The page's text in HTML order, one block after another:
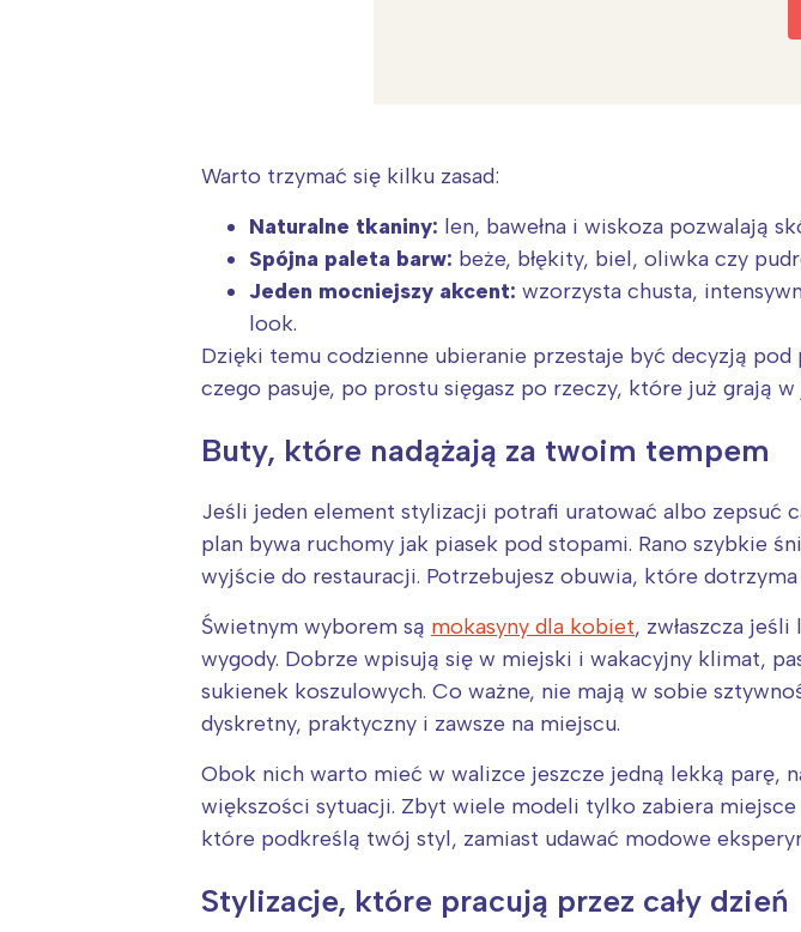
Warto trzymać się kilku zasad:
Naturalne tkaniny: len, bawełna i wiskoza pozwalają
Spójna paleta barw: beże, błękity, biel, oliwka czy
Jeden mocniejszy akcent: wzorzysta chusta,
look.
Dzięki temu codzienne ubieranie przestaje być decyzją
czego pasuje, po prostu sięgasz po rzeczy, które już grają w
Buty, które nadążają za twoim tempem
Jeśli jeden element stylizacji potrafi uratować albo zepsuć
plan bywa ruchomy jak piasek pod stopami. Rano szybkie
wyjście do restauracji. Potrzebujesz obuwia, które
Świetnym wyborem są mokasyny dla kobiet, zwłaszcza
wygody. Dobrze wpisują się w miejski i wakacyjny klimat,
sukienek koszulowych. Co ważne, nie mają w sobie
dyskretny, praktyczny i zawsze na miejscu.
Obok nich warto mieć w walizce jeszcze jedną lekką parę,
większości sytuacji. Zbyt wiele modeli tylko zabiera
które podkreślą twój styl, zamiast udawać modowe
Stylizacje, które pracują przez cały dzień
Warszawa
Łódź
Poznań
Wrocław